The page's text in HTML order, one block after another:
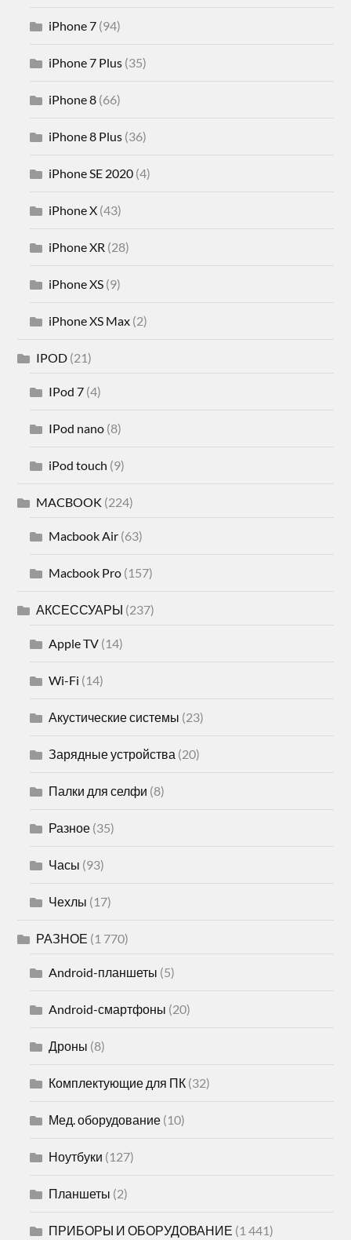
iPhone 7 (94)
iPhone 7 Plus (35)
iPhone 8 (66)
iPhone 8 Plus (36)
iPhone SE 2020 (4)
iPhone X (43)
iPhone XR (28)
iPhone XS (9)
iPhone XS Max (2)
IPOD (21)
IPod 7 (4)
IPod nano (8)
iPod touch (9)
MACBOOK (224)
Macbook Air (63)
Macbook Pro (157)
АКСЕССУАРЫ (237)
Apple TV (14)
Wi-Fi (14)
Акустические системы (23)
Зарядные устройства (20)
Палки для селфи (8)
Разное (35)
Часы (93)
Чехлы (17)
РАЗНОЕ (1 770)
Android-планшеты (5)
Android-смартфоны (20)
Дроны (8)
Комплектующие для ПК (32)
Мед. оборудование (10)
Ноутбуки (127)
Планшеты (2)
ПРИБОРЫ И ОБОРУДОВАНИЕ (1 441)